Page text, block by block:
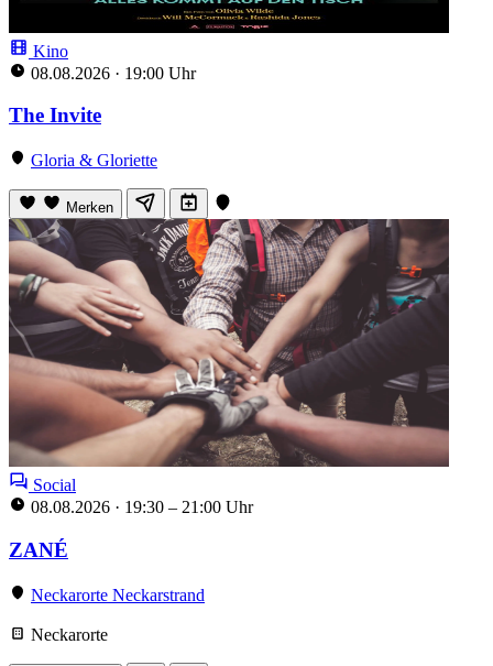
Kino
08.08.2026 · 19:00 Uhr
The Invite
Gloria & Gloriette
Merken
Social
08.08.2026 · 19:30 – 21:00 Uhr
ZANÉ
Neckarorte Neckarstrand
Neckarorte